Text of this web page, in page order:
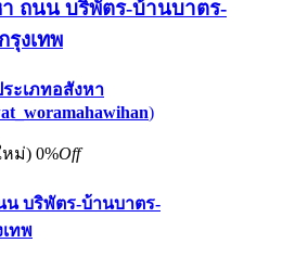
า ถนน บริพัตร-บ้านบาตร-
งเทพ
ะเภทอสังหา
)
หม่) 0%Off
น บริพัตร-บ้านบาตร-
ทพ